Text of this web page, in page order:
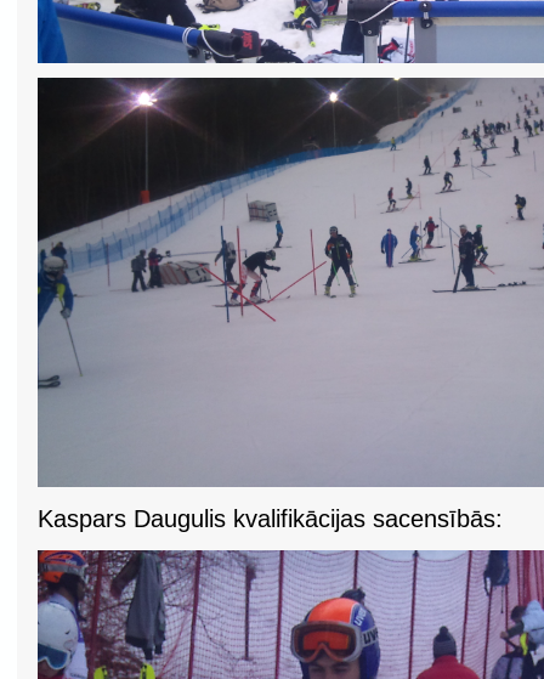
Kaspars Daugulis kvalifikācijas sacensībās: